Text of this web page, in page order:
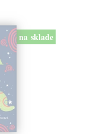
na sklade